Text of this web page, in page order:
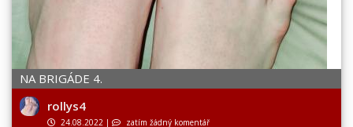
NA BRIGÁDE 4.
rollys4
24.08.2022 | zatím žádný komentář